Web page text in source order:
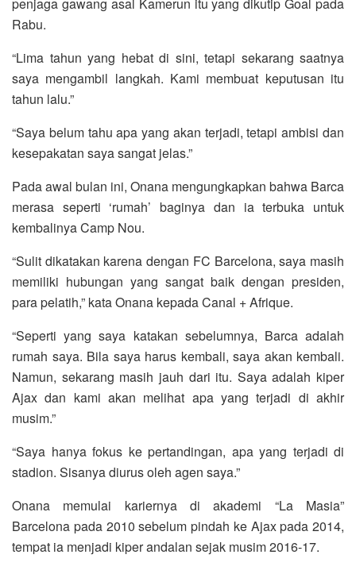
penjaga gawang asal Kamerun itu yang dikutip Goal pada
Rabu.
“Lima tahun yang hebat di sini, tetapi sekarang saatnya
saya mengambil langkah. Kami membuat keputusan itu
tahun lalu.”
“Saya belum tahu apa yang akan terjadi, tetapi ambisi dan
kesepakatan saya sangat jelas.”
Pada awal bulan ini, Onana mengungkapkan bahwa Barca
merasa seperti ‘rumah’ baginya dan ia terbuka untuk
kembalinya Camp Nou.
“Sulit dikatakan karena dengan FC Barcelona, saya masih
memiliki hubungan yang sangat baik dengan presiden,
para pelatih,” kata Onana kepada Canal + Afrique.
“Seperti yang saya katakan sebelumnya, Barca adalah
rumah saya. Bila saya harus kembali, saya akan kembali.
Namun, sekarang masih jauh dari itu. Saya adalah kiper
Ajax dan kami akan melihat apa yang terjadi di akhir
musim.”
“Saya hanya fokus ke pertandingan, apa yang terjadi di
stadion. Sisanya diurus oleh agen saya.”
Onana memulai kariernya di akademi “La Masia”
Barcelona pada 2010 sebelum pindah ke Ajax pada 2014,
tempat ia menjadi kiper andalan sejak musim 2016-17.